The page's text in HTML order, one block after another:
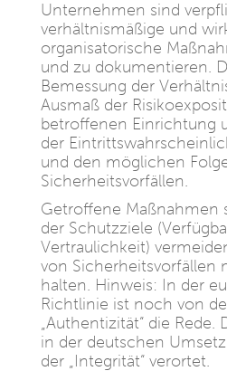
Unternehmen sind
verhältnismäßige und
organisatorische
und zu dokumentieren.
Bemessung der
Ausmaß der
betroffenen Einrichtung
der
und den möglichen
Sicherheitsvorfällen.
Getroffene Maßnahmen
der Schutzziele
Vertraulichkeit)
von Sicherheitsvorfällen
halten. Hinweis: In der
Richtlinie ist noch von
„Authentizität“ die Rede.
in der deutschen
der „Integrität“ verortet.